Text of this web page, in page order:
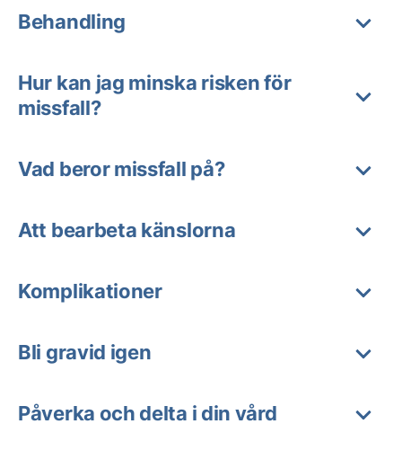
Behandling
Hur kan jag minska risken för
missfall?
Vad beror missfall på?
Att bearbeta känslorna
Komplikationer
Bli gravid igen
Påverka och delta i din vård